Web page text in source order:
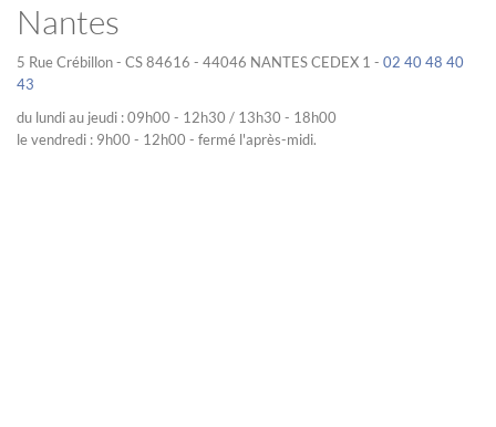
Nantes
5 Rue Crébillon - CS 84616 - 44046 NANTES CEDEX 1 - 02 40 48 40
43
du lundi au jeudi : 09h00 - 12h30 / 13h30 - 18h00
le vendredi : 9h00 - 12h00 - fermé l'après-midi.